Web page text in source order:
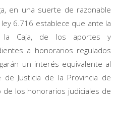
en una suerte de razonable
6.716 establece que ante la
Caja, de los aportes y
a honorarios regulados
un interés equivalente al
Justicia de la Provincia de
los honorarios judiciales de